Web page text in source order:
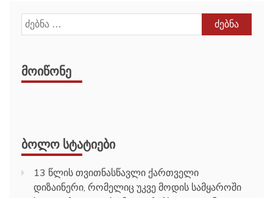
ძებნა:
ᲛᲝᲘᲬᲝᲜᲔ
ᲑᲝᲚᲝ ᲡᲢᲐᲢᲘᲔᲑᲘ
13 წლის თვითნასწავლი ქართველი
დიზაინერი, რომელიც უკვე მოდის სამყაროში